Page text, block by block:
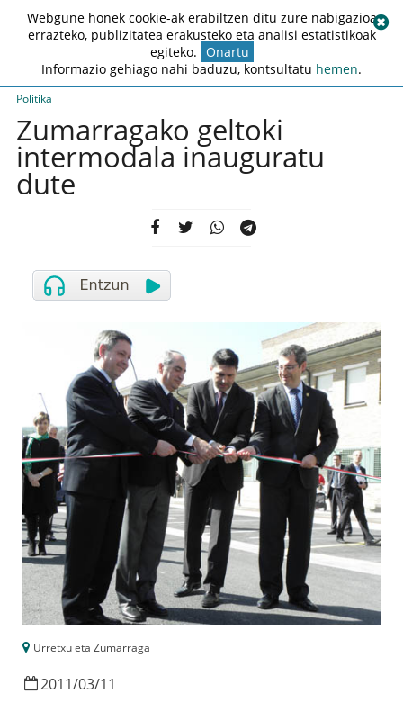
Politika
Zumarragako geltoki
intermodala inauguratu
dute
Urretxu eta Zumarraga
2011/03/11
Webgune honek cookie-ak erabiltzen ditu zure nabigazioa
errazteko, publizitatea erakusteko eta analisi estatistikoak
egiteko. Onartu
Informazio gehiago nahi baduzu, kontsultatu hemen.